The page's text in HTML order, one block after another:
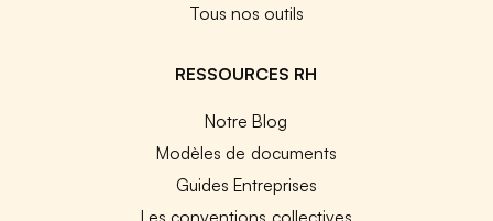
Tous nos outils
RESSOURCES RH
Notre Blog
Modèles de documents
Guides Entreprises
Les conventions collectives